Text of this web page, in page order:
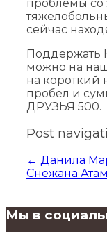
проблемы со
сейчас
Поддержать
можно на
на короткий
пробел и
ДРУЗЬЯ 500.
Post
← Данила
Снежана
Мы в